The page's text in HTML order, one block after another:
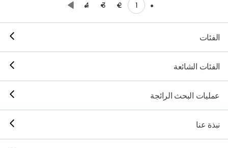
1
2
3
4
الفئات
الفئات الشائعة
عمليات البحث الرائجة
نبذة عنا